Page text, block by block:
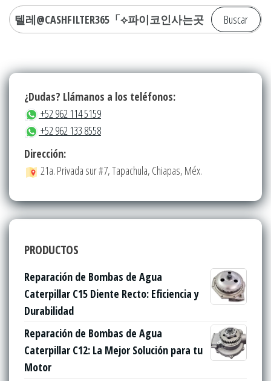
Buscar:
¿Dudas? Llámanos a los teléfonos:
+52 962 114 5159
+52 962 133 8558
Dirección:
21a. Privada sur #7, Tapachula, Chiapas, Méx.
PRODUCTOS
Reparación de Bombas de Agua
Caterpillar C15 Diente Recto: Eficiencia y
Durabilidad
Reparación de Bombas de Agua
Caterpillar C12: La Mejor Solución para tu
Motor